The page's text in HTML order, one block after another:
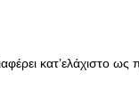
κατ’ελάχιστο ως